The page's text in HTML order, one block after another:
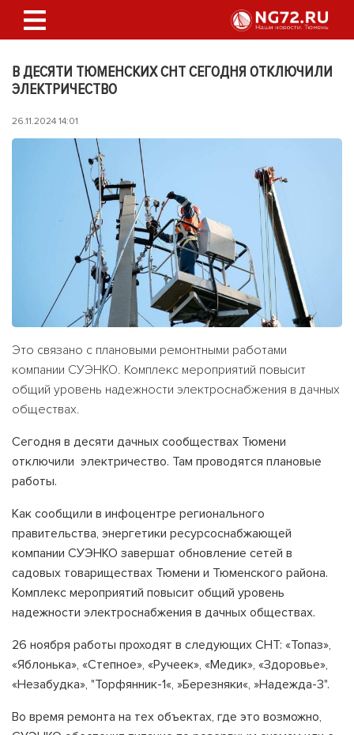
В ДЕСЯТИ ТЮМЕНСКИХ СНТ СЕГОДНЯ ОТКЛЮЧИЛИ
ЭЛЕКТРИЧЕСТВО
26.11.2024 14:01
Это связано с плановыми ремонтными работами
компании СУЭНКО. Комплекс мероприятий повысит
общий уровень надежности электроснабжения в дачных
обществах.
Сегодня в десяти дачных сообществах Тюмени
отключили электричество. Там проводятся плановые
работы.
Как сообщили в инфоцентре регионального
правительства, энергетики ресурсоснабжающей
компании СУЭНКО завершат обновление сетей в
садовых товариществах Тюмени и Тюменского района.
Комплекс мероприятий повысит общий уровень
надежности электроснабжения в дачных обществах.
26 ноября работы проходят в следующих СНТ: «Топаз»,
«Яблонька», «Степное», «Ручеек», «Медик», «Здоровье»,
«Незабудка», "Торфянник-1«, »Березняки«, »Надежда-3".
Во время ремонта на тех объектах, где это возможно,